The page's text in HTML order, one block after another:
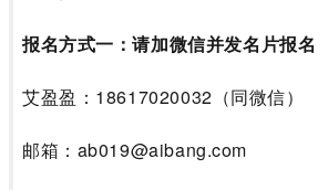
报名方式一：请加微信并发名片报名
艾盈盈：18617020032（同微信）
邮箱：ab019@aibang.com